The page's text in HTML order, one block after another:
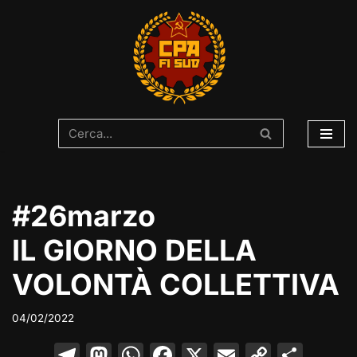
#26marzo
IL GIORNO DELLA
VOLONTÀ COLLETTIVA
04/02/2022